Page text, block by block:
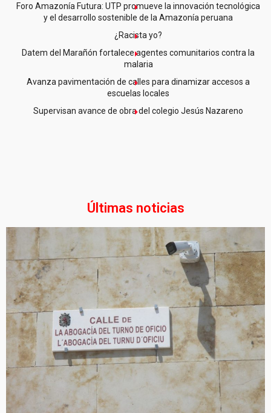
Foro Amazonía Futura: UTP promueve la innovación tecnológica
y el desarrollo sostenible de la Amazonía peruana
¿Racista yo?
Datem del Marañón fortalece agentes comunitarios contra la
malaria
Avanza pavimentación de calles para dinamizar accesos a
escuelas locales
Supervisan avance de obra del colegio Jesús Nazareno
Últimas noticias